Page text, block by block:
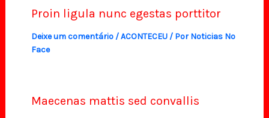
Proin ligula nunc egestas porttitor
Deixe um comentário /ACONTECEU/ Por Noticias No
Face
Maecenas mattis sed convallis